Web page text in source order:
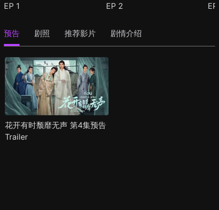
EP 1 EP 2
预告 剧照 推荐影片 剧情介绍
花开有时颓靡无声 第4集预告
Trailer